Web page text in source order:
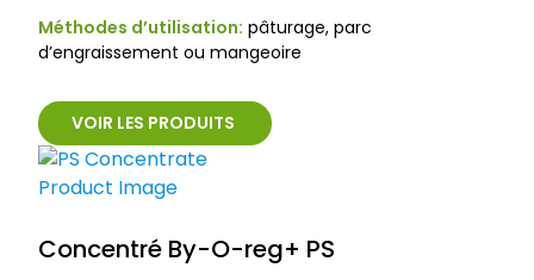
Méthodes d’utilisation: pâturage, parc
d’engraissement ou mangeoire
VOIR LES PRODUITS
Concentré By-O-reg+ PS